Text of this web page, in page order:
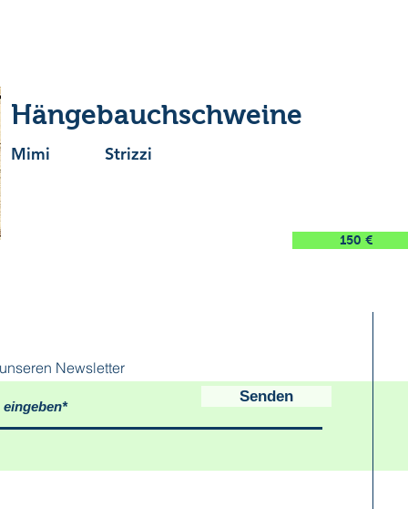
Hängebauchschweine
Mimi Strizzi
150 €
Newsletter
Senden